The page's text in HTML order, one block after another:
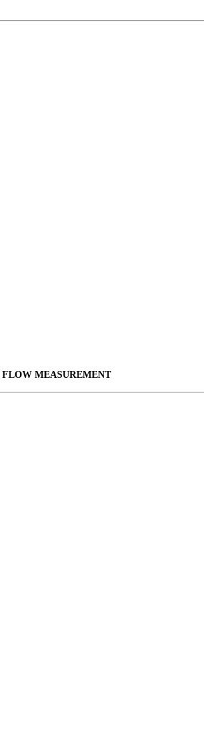
FLOWMEASUREMENT